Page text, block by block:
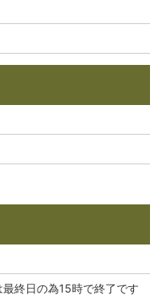
終日の為15時で終了です